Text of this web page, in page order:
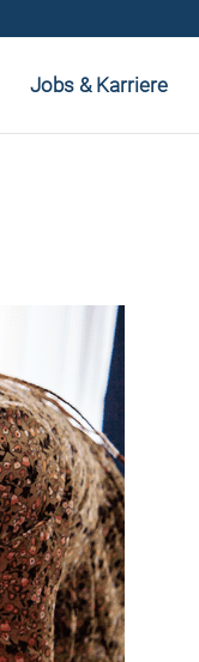
Jobs & Karriere